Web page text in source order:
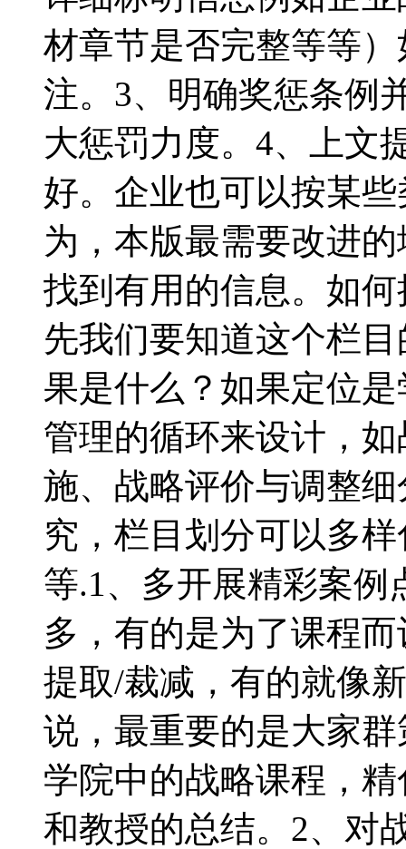
材章节是否完整等等
注。3、明确奖惩条例
大惩罚力度。4、上文
好。企业也可以按某
为，本版最需要改进
找到有用的信息。如
先我们要知道这个栏
果是什么？如果定位
管理的循环来设计，
施、战略评价与调整
究，栏目划分可以多
等.1、多开展精彩案
多，有的是为了课程
提取/裁减，有的就像
说，最重要的是大家
学院中的战略课程，
和教授的总结。2、对